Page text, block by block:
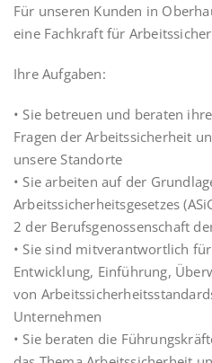
Für unseren Kunden in
eine Fachkraft für
Ihre Aufgaben:
• Sie betreuen und beraten
Fragen der Arbeitssicherheit
unsere Standorte
• Sie arbeiten auf der
Arbeitssicherheitsgesetzes
2 der Berufsgenossenschaft
• Sie sind mitverantwortlich
Entwicklung, Einführung,
von
Unternehmen
• Sie beraten die